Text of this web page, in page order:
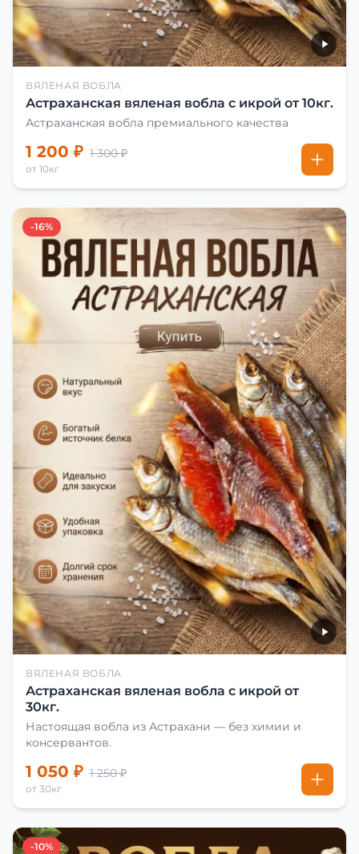
ВЯЛЕНАЯ ВОБЛА
Астраханская вяленая вобла с икрой от 10кг.
Астраханская вобла премиального качества
1 200 ₽ 1 300 ₽
от 10кг
-16%
ВЯЛЕНАЯ ВОБЛА
Астраханская вяленая вобла с икрой от
30кг.
Настоящая вобла из Астрахани — без химии и
консервантов.
1 050 ₽ 1 250 ₽
от 30кг
-10%